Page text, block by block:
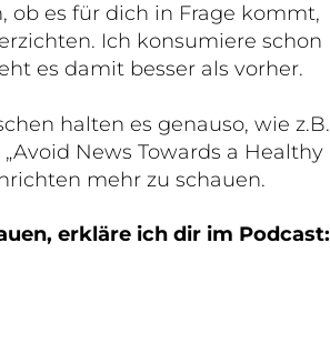
ob es für dich in Frage kommt,
Ich konsumiere schon
es damit besser als vorher.
halten es genauso, wie z.B.
News Towards a Healthy
mehr zu schauen.
erkläre ich dir im Podcast: